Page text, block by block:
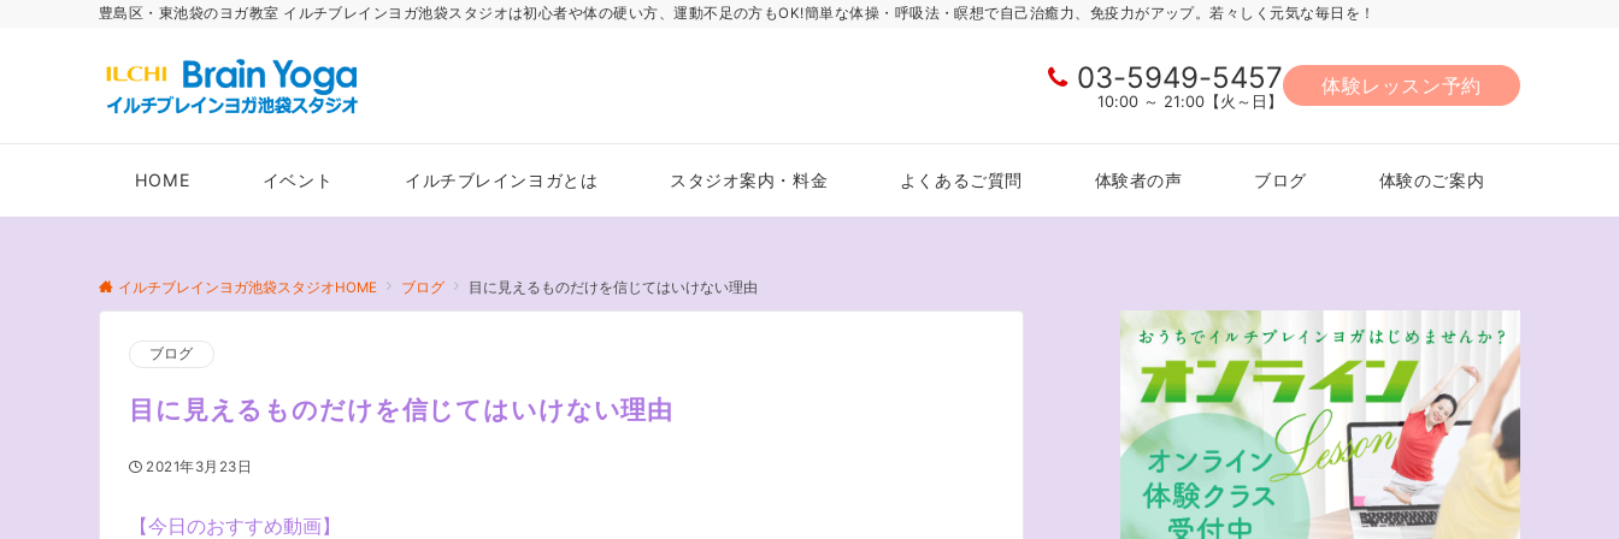
豊島区・東池袋のヨガ教室 イルチブレインヨガ池袋スタジオは初心者や体の硬い方、運動不足の方もOK!簡単な体操・呼吸法・瞑想で自己治癒力、免疫力がアップ。若々しく元気な毎日を！
03-5949-5457
10:00 ～ 21:00【火～日】
体験レッスン予約
HOME イベント イルチブレインヨガとは スタジオ案内・料金 よくあるご質問 体験者の声 ブログ 体験のご案内
イルチブレインヨガ池袋スタジオHOME ブログ 目に見えるものだけを信じてはいけない理由
ブログ
目に見えるものだけを信じてはいけない理由
2021年3月23日
【今日のおすすめ動画】